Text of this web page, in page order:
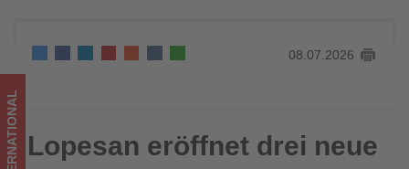
Wissen,
was
im
08.07.2026
Lopesan eröffnet drei neue Hotels in Punta Cana
INTERNATIONAL Lopesan eröffnet drei neue